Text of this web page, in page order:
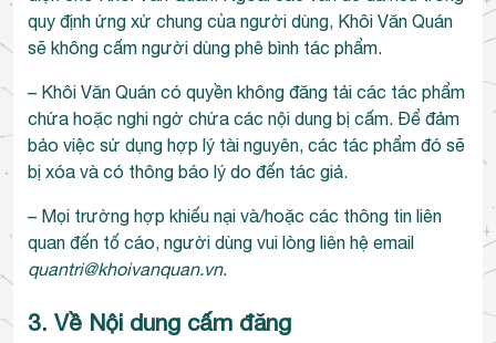
quy định ứng xử chung của người dùng, Khôi Văn Quán
sẽ không cấm người dùng phê bình tác phẩm.
– Khôi Văn Quán có quyền không đăng tải các tác phẩm
chứa hoặc nghi ngờ chứa các nội dung bị cấm. Để đảm
bảo việc sử dụng hợp lý tài nguyên, các tác phẩm đó sẽ
bị xóa và có thông báo lý do đến tác giả.
– Mọi trường hợp khiếu nại và/hoặc các thông tin liên
quan đến tố cáo, người dùng vui lòng liên hệ email
quantri@khoivanquan.vn.
3. Về Nội dung cấm đăng